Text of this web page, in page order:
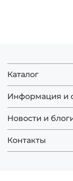
Каталог
Информация и
Новости и
Контакты